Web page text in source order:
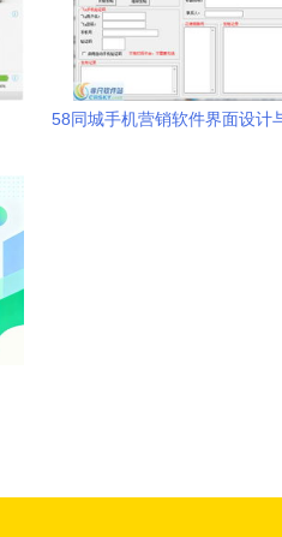
58同城手机营销软件界面设计